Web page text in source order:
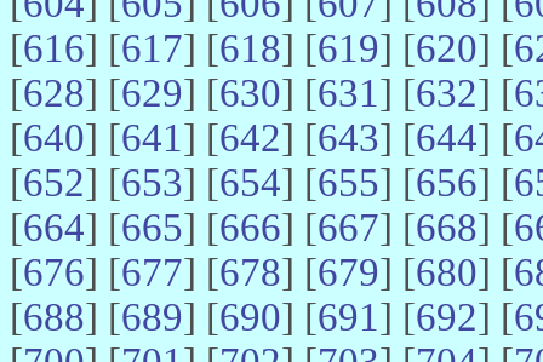
[616] [617] [618] [619] [620] [
[628] [629] [630] [631] [632] [
[640] [641] [642] [643] [644] [
[652] [653] [654] [655] [656] [
[664] [665] [666] [667] [668] [
[676] [677] [678] [679] [680] [
[688] [689] [690] [691] [692] [